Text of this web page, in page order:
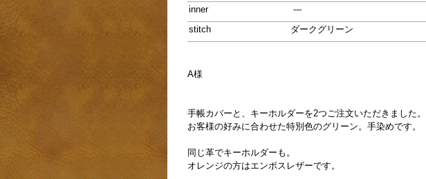
inner ---
stitch ダークグリーン
A様
手帳カバーと、キーホルダーを2つご注文いただきました。
お客様の好みに合わせた特別色のグリーン。手染めです。
同じ革でキーホルダーも。
オレンジの方はエンボスレザーです。